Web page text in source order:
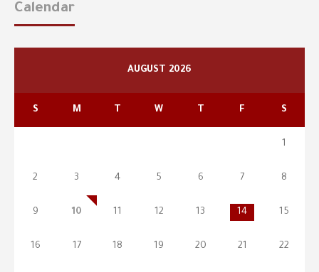
Calendar
AUGUST 2026
S M T W T F S
1
2 3 4 5 6 7 8
9 10 11 12 13 14 15
16 17 18 19 20 21 22